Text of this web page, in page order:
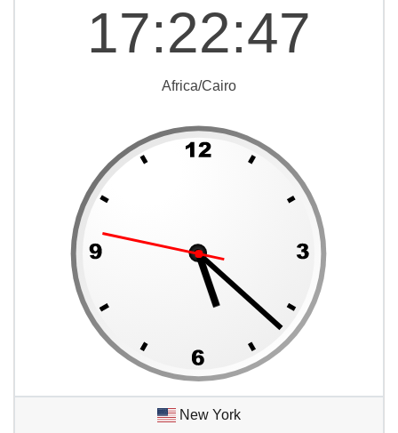
17:22:47
Africa/Cairo
New York